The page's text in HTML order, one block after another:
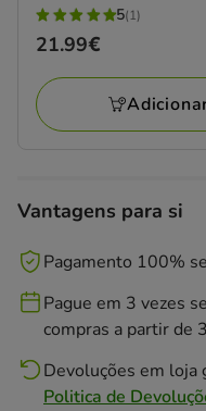
5
estrelas
com
1
avaliações
5(1)
Preço
21.99€
Vantagens para si
Pagamento 100%
Pague em 3 vezes
compras a partir de
Devoluções em loja
Politica de